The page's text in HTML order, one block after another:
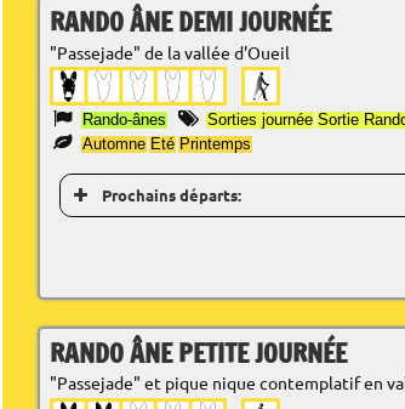
RANDO ÂNE DEMI JOURNÉE
"Passejade" de la vallée d'Oueil
Rando-ânes Sorties journée Sortie
Automne Eté Printemps
Prochains départs:
RANDO ÂNE PETITE JOURNÉE
"Passejade" et pique nique contemplatif en